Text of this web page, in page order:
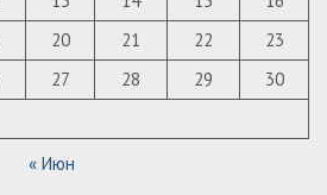
20 21 22
23
27 28 29
30
« Июн